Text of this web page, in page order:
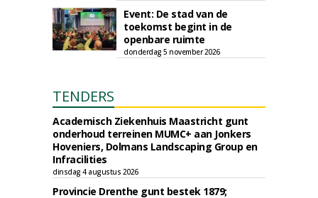
Event: De stad van de
toekomst begint in de
openbare ruimte
donderdag 5 november 2026
TENDERS
Academisch Ziekenhuis Maastricht gunt
onderhoud terreinen MUMC+ aan Jonkers
Hoveniers, Dolmans Landscaping Group en
Infracilities
dinsdag 4 augustus 2026
Provincie Drenthe gunt bestek 1879;